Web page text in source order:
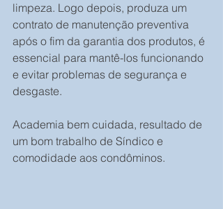
limpeza. Logo depois, produza um
contrato de manutenção preventiva
após o fim da garantia dos produtos, é
essencial para mantê-los funcionando
e evitar problemas de segurança e
desgaste.
Academia bem cuidada, resultado de
um bom trabalho de Síndico e
comodidade aos condôminos.